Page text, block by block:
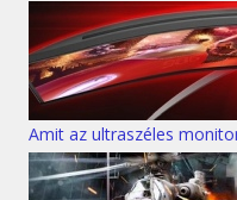
Amit az ultraszéles